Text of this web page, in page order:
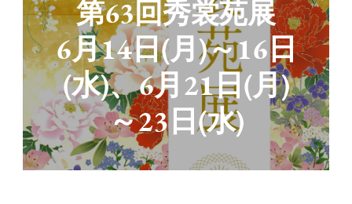
第63回秀裳苑展
6月14日(月)～16日
(水)、6月21日(月)
～23日(水)